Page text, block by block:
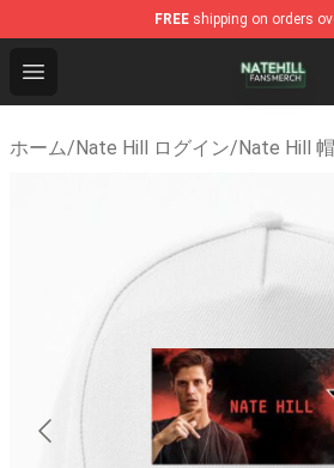
FREE shipping on orders
Open menu
Nate Hill Shop - Official Nate
ホーム/Nate Hill ログイン/Nate Hill